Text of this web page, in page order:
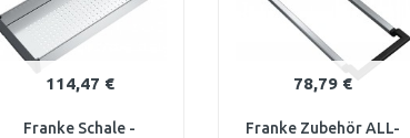
114,47 €
Franke Schale -
78,79 €
Franke Zubehör ALL-